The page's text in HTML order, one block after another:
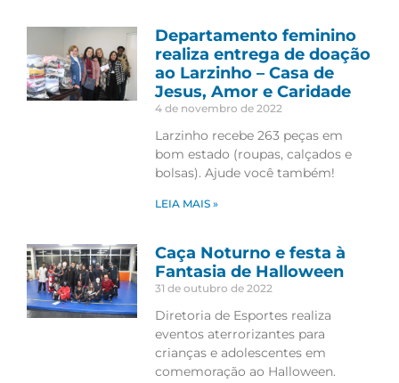
Departamento feminino
realiza entrega de doação
ao Larzinho – Casa de
Jesus, Amor e Caridade
4 de novembro de 2022
Larzinho recebe 263 peças em
bom estado (roupas, calçados e
bolsas). Ajude você também!
LEIA MAIS »
Caça Noturno e festa à
Fantasia de Halloween
31 de outubro de 2022
Diretoria de Esportes realiza
eventos aterrorizantes para
crianças e adolescentes em
comemoração ao Halloween.